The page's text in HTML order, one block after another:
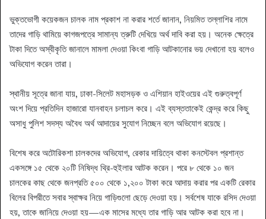
ভুক্তভোগী কয়েকজন চালক নাম প্রকাশ না করার শর্তে জানান, নিয়মিত তল্লাশির নামে
তাদের গাড়ি থামিয়ে কাগজপত্রে সামান্য ত্রুটি দেখিয়ে অর্থ দাবি করা হয়। অনেক ক্ষেত্রে
টাকা দিতে অস্বীকৃতি জানালে মামলা দেওয়া কিংবা গাড়ি আটকানোর ভয় দেখানো হয় বলেও
অভিযোগ করেন তারা।
স্থানীয় সূত্রে জানা যায়, ঢাকা-সিলেট মহাসড়ক ও এশিয়ান হাইওয়ের এই গুরুত্বপূর্ণ
অংশ দিয়ে প্রতিদিন হাজারো যানবাহন চলাচল করে। এই ব্যস্ততাকেই কেন্দ্র করে কিছু
অসাধু পুলিশ সদস্য অবৈধ অর্থ আদায়ের সুযোগ নিচ্ছেন বলে অভিযোগ রয়েছে।
বিশেষ করে অটোরিকশা চালকদের অভিযোগ, রেকার দায়িত্বে থাকা কনস্টেবল প্রশান্ত
একসঙ্গে ১৫ থেকে ২০টি নিষিদ্ধ থ্রি-হুইলার আটক করেন। পরে ৮ থেকে ১০ জন
চালকের কাছ থেকে জনপ্রতি ৫০০ থেকে ১,২০০ টাকা করে আদায় করার পর একটি রেকার
বিলের বিপরীতে সবার স্বাক্ষর নিয়ে গাড়িগুলো ছেড়ে দেওয়া হয়। সর্বশেষ যাকে রসিদ দেওয়া
হয়, তাকে জানিয়ে দেওয়া হয়—এক মাসের মধ্যে তার গাড়ি আর আটক করা হবে না।